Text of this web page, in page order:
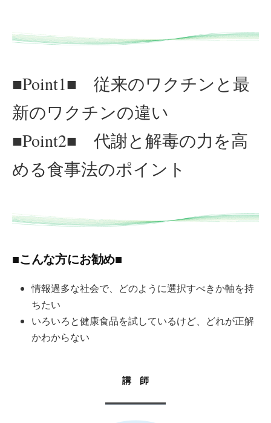
■Point1■ 従来のワクチンと最
新のワクチンの違い
■Point2■ 代謝と解毒の力を高
める食事法のポイント
■こんな方にお勧め■
情報過多な社会で、どのように選択すべきか軸を持
ちたい
いろいろと健康食品を試しているけど、どれが正解
かわからない
講 師